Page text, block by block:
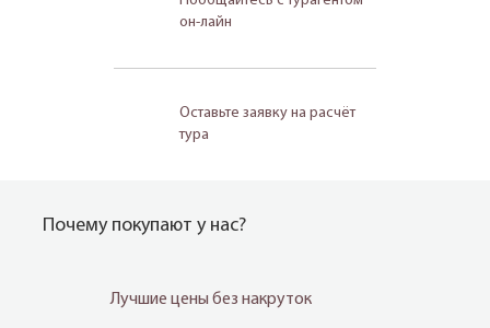
он-лайн
Оставьте заявку на расчёт
тура
Почему покупают у нас?
Лучшие цены без накруток